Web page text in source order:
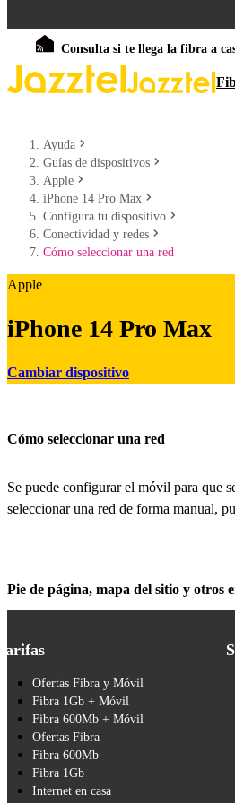
Consulta si te llega la fibra a
Ayuda
Guías de dispositivos
Apple
iPhone 14 Pro Max
Configura tu dispositivo
Conectividad y redes
Cómo seleccionar una red
Apple
iPhone 14 Pro Max
Cambiar dispositivo
Cómo seleccionar una red
Se puede configurar el móvil para que
seleccionar una red de forma manual,
Pie de página, mapa del sitio y otros
Ofertas Fibra y Móvil
Fibra 1Gb + Móvil
Fibra 600Mb + Móvil
Ofertas Fibra
Fibra 600Mb
Fibra 1Gb
Internet en casa